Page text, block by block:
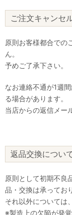
ご注文キャンセ
原則お客様都合での
ん。
予めご了承下さい。
なお連絡不通が1週
る場合があります。
当店からの返信メー
返品交換につい
原則として初期不良
品・交換は承ってお
それ以外については
※製造上の欠陥が発